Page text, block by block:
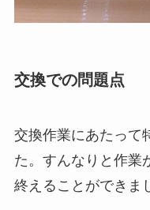
交換での問題点
交換作業にあたって
た。すんなりと作業
終えることができま